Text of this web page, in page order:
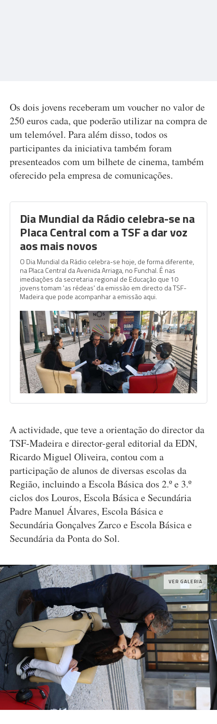
Os dois jovens receberam um voucher no valor de
250 euros cada, que poderão utilizar na compra de
um telemóvel. Para além disso, todos os
participantes da iniciativa também foram
presenteados com um bilhete de cinema, também
oferecido pela empresa de comunicações.
Dia Mundial da Rádio celebra-se na
Placa Central com a TSF a dar voz
aos mais novos
O Dia Mundial da Rádio celebra-se hoje, de forma diferente,
na Placa Central da Avenida Arriaga, no Funchal. É nas
imediações da secretaria regional de Educação que 10
jovens tomam 'as rédeas' da emissão em directo da TSF-
Madeira que pode acompanhar a emissão aqui.
A actividade, que teve a orientação do director da
TSF-Madeira e director-geral editorial da EDN,
Ricardo Miguel Oliveira, contou com a
participação de alunos de diversas escolas da
Região, incluindo a Escola Básica dos 2.º e 3.º
ciclos dos Louros, Escola Básica e Secundária
Padre Manuel Álvares, Escola Básica e
Secundária Gonçalves Zarco e Escola Básica e
Secundária da Ponta do Sol.
VER GALERIA